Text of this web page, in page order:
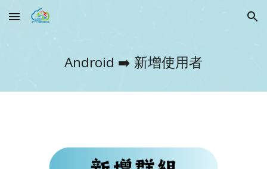
Skip to main content Skip to navigation
Android ➡️新增使用者